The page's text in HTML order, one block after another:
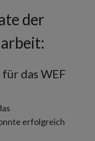
der
das WEF
erfolgreich